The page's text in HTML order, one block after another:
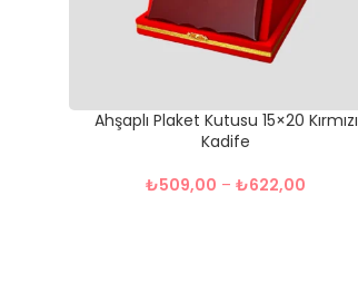
Ahşaplı Plaket Kutusu 15×20 Kırmızı
Kadife
₺509,00 –₺622,00